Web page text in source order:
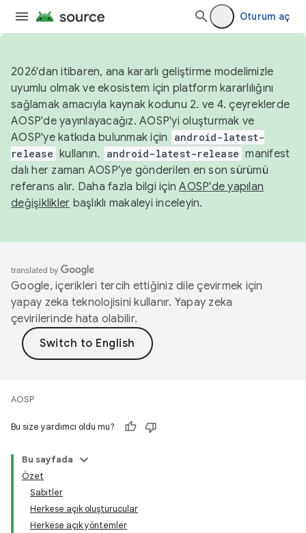
Oturum aç
2026'dan itibaren, ana kararlı geliştirme modelimizle
uyumlu olmak ve ekosistem için platform kararlılığını
sağlamak amacıyla kaynak kodunu 2. ve 4. çeyreklerde
AOSP'de yayınlayacağız. AOSP'yi oluşturmak ve
AOSP'ye katkıda bulunmak için
android-latest-
release kullanın. android-latest-release manifest
dalı her zaman AOSP'ye gönderilen en son sürümü
referans alır. Daha fazla bilgi içinAOSP'de yapılan
değişiklikler başlıklı makaleyi inceleyin.
Google, içerikleri tercih ettiğiniz dile çevirmek için
yapay zeka teknolojisini kullanır. Yapay zeka
çevirilerinde hata olabilir.
AOSP
Bu size yardımcı oldu mu?
Bu sayfada
Özet
Sabitler
Herkese açık oluşturucular
Herkese açık yöntemler